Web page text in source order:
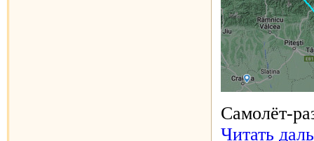
Самолёт-
Читать